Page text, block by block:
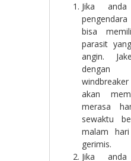
Jika
bisa
parasit
angin.
akan
merasa
sewaktu
malam
gerimis.
Jika